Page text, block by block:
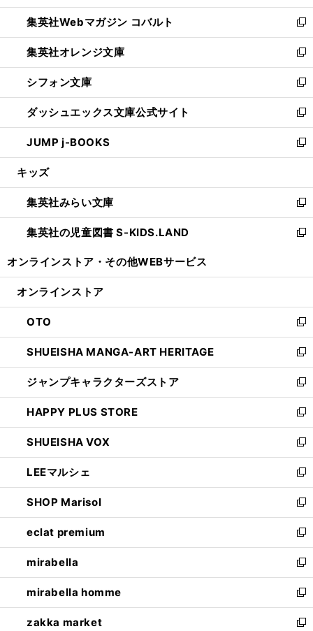
開
く
ウ
で
開
く
ン
ド
ウ
で
開
く
ウ
ィ
ン
ド
ウ
で
開
く
集英社Webマガジン コバルト
新
し
い
ウ
ィ
ン
ド
ウ
で
開
集英社オレンジ文庫
新
し
い
ウ
ィ
ン
ド
ウ
開
く
シフォン文庫
新
し
い
ウ
ィ
ン
ウ
で
開
く
ダッシュエックス文庫公式サイト
新
し
い
ウ
ン
ド
ウ
で
JUMP j-BOOKS
新
し
ウ
ィ
ン
ド
開
キッズ
集英社みらい文庫
新
し
い
ン
ウ
で
開
く
集英社の児童図書 S-KIDS.LAND
新
ウ
ン
ド
ウ
で
開
く
オンラインストア・ その他WEBサービス
オンラインストア
OTO
新
し
い
ウ
ィ
ン
ド
ウ
で
開
く
SHUEISHA MANGA-ART HERITAGE
新
し
い
ウ
ィ
ン
ド
ウ
で
開
く
ジャンプキャラクターズストア
新
し
い
ウ
ィ
ン
ド
ウ
で
開
く
HAPPY PLUS STORE
新
し
い
ウ
ィ
ン
ド
ウ
で
開
く
SHUEISHA VOX
新
し
い
ウ
ィ
ン
ド
ウ
で
開
く
LEEマルシェ
新
し
い
ウ
ィ
ン
ド
ウ
で
開
く
SHOP Marisol
新
し
い
ウ
ィ
ン
ド
ウ
で
eclat premium
新
し
い
ウ
ィ
ン
ド
mirabella
新
し
い
ウ
ィ
mirabella homme
新
し
い
zakka market 新